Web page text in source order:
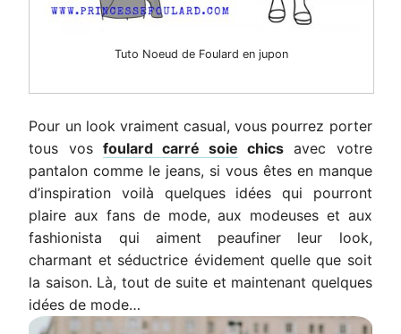
Tuto Noeud de Foulard en jupon
Pour un look vraiment casual, vous pourrez porter
tous vos foulard carré soie chics avec votre
pantalon comme le jeans, si vous êtes en manque
d’inspiration voilà quelques idées qui pourront
plaire aux fans de mode, aux modeuses et aux
fashionista qui aiment peaufiner leur look,
charmant et séductrice évidement quelle que soit
la saison. Là, tout de suite et maintenant quelques
idées de mode…